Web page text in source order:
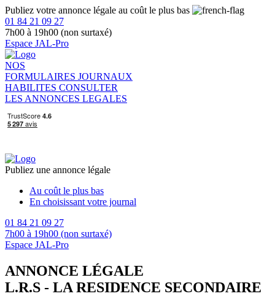
Publiez votre annonce légale au coût le plus bas
01 84 21 09 27
7h00 à 19h00 (non surtaxé)
Espace JAL-Pro
NOS
FORMULAIRES JOURNAUX
HABILITES CONSULTER
LES ANNONCES LEGALES
Publiez une annonce légale
Au coût le plus bas
En choisissant votre journal
01 84 21 09 27
7h00 à 19h00 (non surtaxé)
Espace JAL-Pro
ANNONCE LÉGALE
L.R.S - LA RESIDENCE SECONDAIRE